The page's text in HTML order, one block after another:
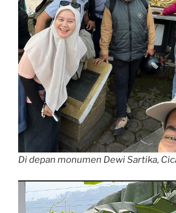
Di depan monumen Dewi Sartika,